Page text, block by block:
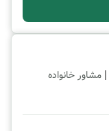
| مشاور خانواده